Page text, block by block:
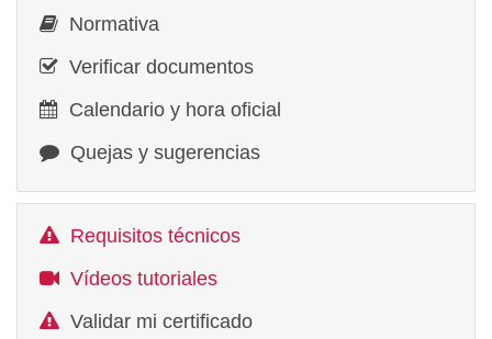
Normativa
Verificar documentos
Calendario y hora oficial
Quejas y sugerencias
Requisitos técnicos
Vídeos tutoriales
Validar mi certificado